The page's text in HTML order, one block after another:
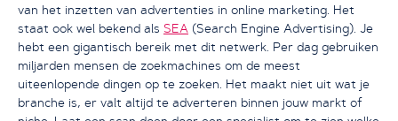
van het inzetten van advertenties in online marketing. Het
staat ook wel bekend als SEA (Search Engine Advertising). Je
hebt een gigantisch bereik met dit netwerk. Per dag gebruiken
miljarden mensen de zoekmachines om de meest
uiteenlopende dingen op te zoeken. Het maakt niet uit wat je
branche is, er valt altijd te adverteren binnen jouw markt of